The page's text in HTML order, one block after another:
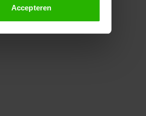
altijd wijzigen of
Accepteren